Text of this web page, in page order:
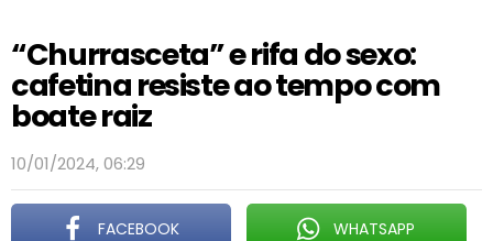
“Churrasceta” e rifa do sexo:
cafetina resiste ao tempo com
boate raiz
10/01/2024, 06:29
FACEBOOK WHATSAPP